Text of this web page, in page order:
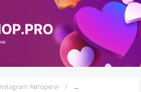
Автореги Instagram Account /